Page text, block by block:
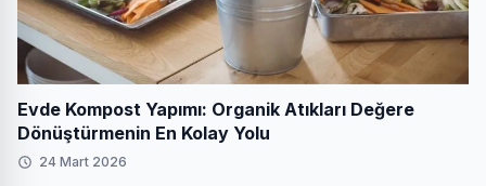
Evde Kompost Yapımı: Organik Atıkları Değere
Dönüştürmenin En Kolay Yolu
24 Mart 2026